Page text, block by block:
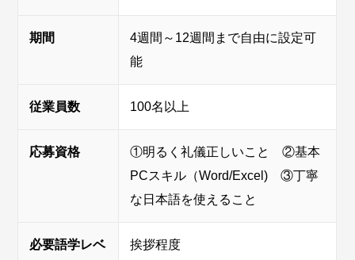
期間
4週間～12週間まで自由に設定可
能
従業員数 100名以上
応募資格
①明るく礼儀正しいこと ②基本
PCスキル（Word/Excel) ③丁寧
な日本語を使えること
必要語学レベ
挨拶程度